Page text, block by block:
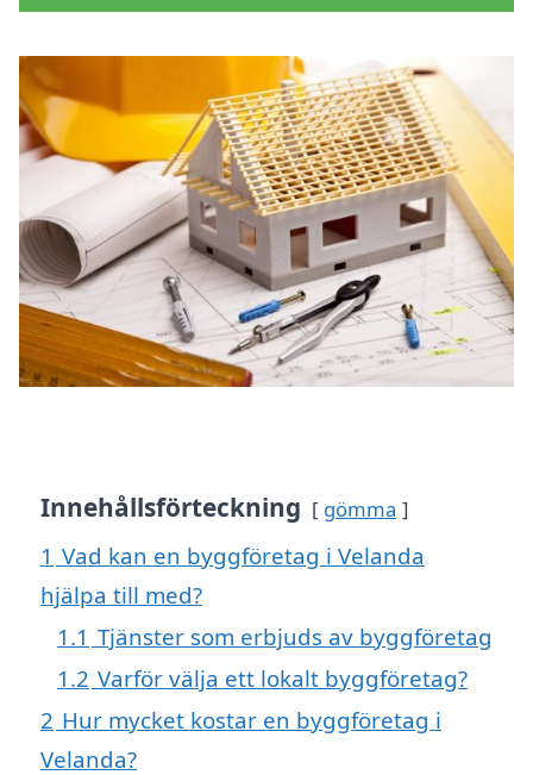
Innehållsförteckning gömma
1 Vad kan en byggföretag i Velanda
hjälpa till med?
1.1 Tjänster som erbjuds av byggföretag
1.2 Varför välja ett lokalt byggföretag?
2 Hur mycket kostar en byggföretag i
Velanda?